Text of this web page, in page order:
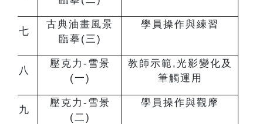
七
古典油畫風景
臨摹(三)
學員操作與練習
八
壓克力-雪景
(一)
教師示範,光影變化及
筆觸運用
九
壓克力-雪景
(二)
學員操作與觀摩